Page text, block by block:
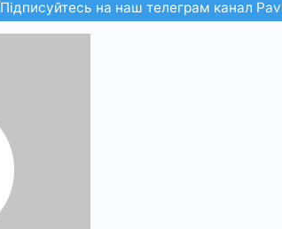
Підписуйтесь на наш телеграм канал